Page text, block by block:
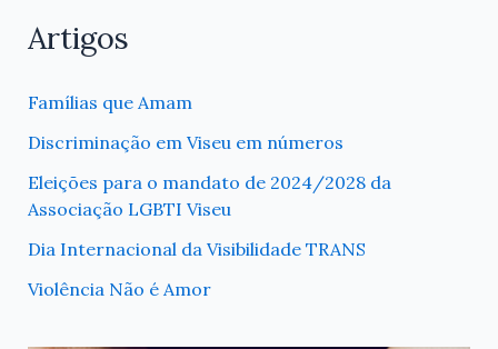
Artigos
Famílias que Amam
Discriminação em Viseu em números
Eleições para o mandato de 2024/2028 da
Associação LGBTI Viseu
Dia Internacional da Visibilidade TRANS
Violência Não é Amor